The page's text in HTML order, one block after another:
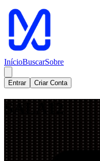
InícioBuscarSobre
Entrar Criar Conta
SALA12